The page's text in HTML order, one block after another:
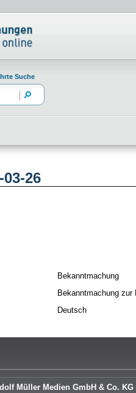
Suche
26
Bekanntmachung
Bekanntmachung zur
Deutsch
Müller Medien GmbH & Co. KG